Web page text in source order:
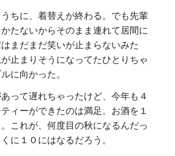
ちに、着替えが終わる。でも先輩
たないからそのまま連れて居間に
まだまだ笑いが止まらないみた
止まりそうになってたひとりちゃ
に向かった。
って遅れちゃったけど、今年も４
ィーができたのは満足。お酒を１
これが、何度目の秋になるんだっ
に１０にはなるだろう。